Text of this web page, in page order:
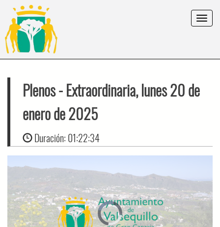
Toggle
Plenos- Extraordinaria, lunes 20 de
enero de 2025
Duración: 01:22:34
Video
Player
is
loading.